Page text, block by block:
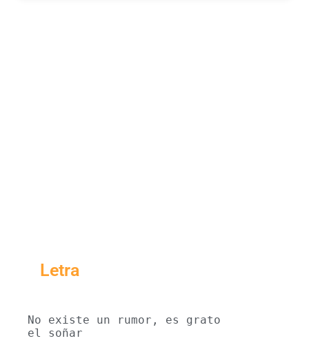
Letra
No existe un rumor, es grato
el soñar